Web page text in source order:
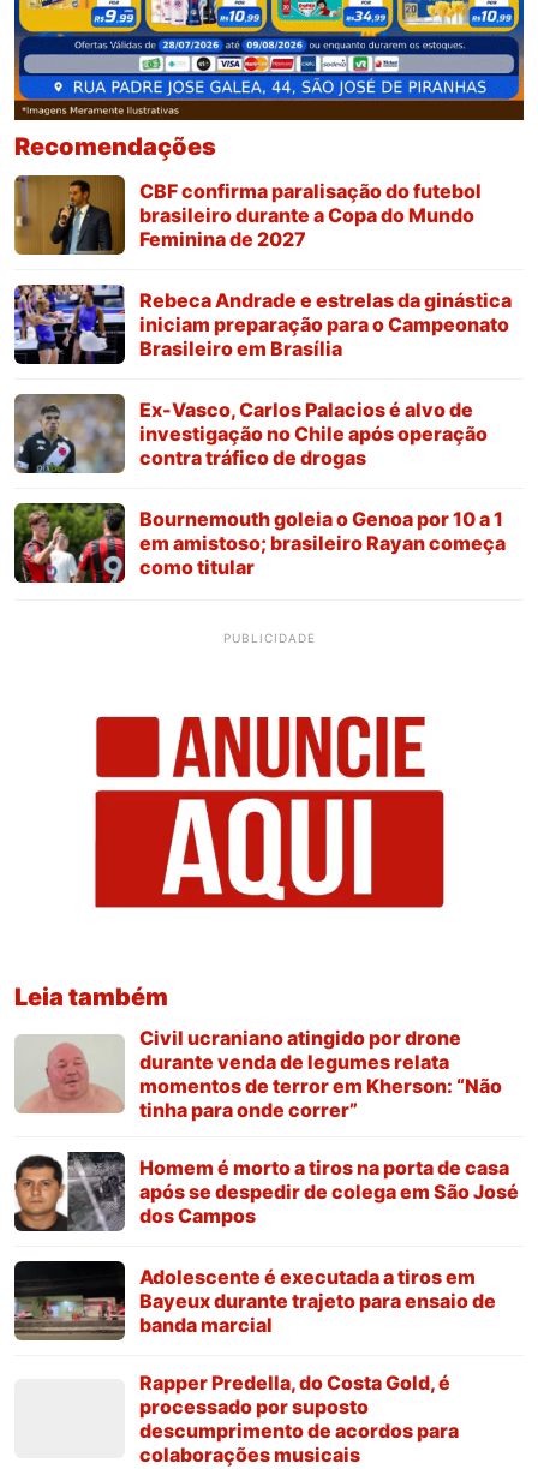
Recomendações
CBF confirma paralisação do futebol
brasileiro durante a Copa do Mundo
Feminina de 2027
Rebeca Andrade e estrelas da ginástica
iniciam preparação para o Campeonato
Brasileiro em Brasília
Ex-Vasco, Carlos Palacios é alvo de
investigação no Chile após operação
contra tráfico de drogas
Bournemouth goleia o Genoa por 10 a 1
em amistoso; brasileiro Rayan começa
como titular
PUBLICIDADE
Leia também
Civil ucraniano atingido por drone
durante venda de legumes relata
momentos de terror em Kherson: “Não
tinha para onde correr”
Homem é morto a tiros na porta de casa
após se despedir de colega em São José
dos Campos
Adolescente é executada a tiros em
Bayeux durante trajeto para ensaio de
banda marcial
Rapper Predella, do Costa Gold, é
processado por suposto
descumprimento de acordos para
colaborações musicais